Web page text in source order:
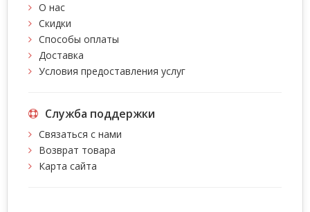
О нас
Скидки
Способы оплаты
Доставка
Условия предоставления услуг
Служба поддержки
Связаться с нами
Возврат товара
Карта сайта